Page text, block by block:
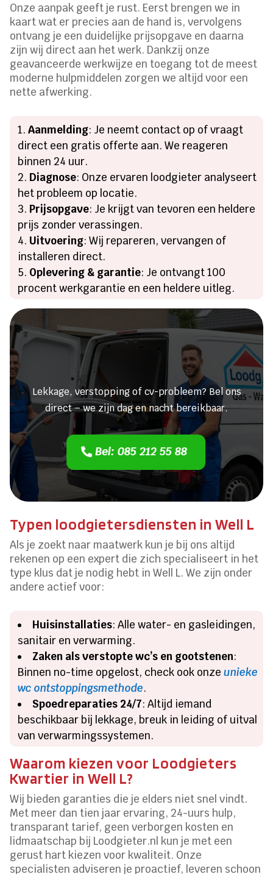
Onze aanpak geeft je rust. Eerst brengen we in
kaart wat er precies aan de hand is, vervolgens
ontvang je een duidelijke prijsopgave en daarna
zijn wij direct aan het werk. Dankzij onze
geavanceerde werkwijze en toegang tot de meest
moderne hulpmiddelen zorgen we altijd voor een
nette afwerking.
Aanmelding: Je neemt contact op of vraagt
direct een gratis offerte aan. We reageren
binnen 24 uur.
Diagnose: Onze ervaren loodgieter analyseert
het probleem op locatie.
Prijsopgave: Je krijgt van tevoren een heldere
prijs zonder verassingen.
Uitvoering: Wij repareren, vervangen of
installeren direct.
Oplevering & garantie: Je ontvangt 100
procent werkgarantie en een heldere uitleg.
Heeft u een lekkage of een
verstopping?
Lekkage, verstopping of cv-probleem? Bel ons
direct – we zijn dag en nacht bereikbaar.
Bel: 085 212 55 88
Typen loodgietersdiensten in Well L
Als je zoekt naar maatwerk kun je bij ons altijd
rekenen op een expert die zich specialiseert in het
type klus dat je nodig hebt in Well L. We zijn onder
andere actief voor:
Huisinstallaties: Alle water- en gasleidingen,
sanitair en verwarming.
Zaken als verstopte wc’s en gootstenen:
Binnen no-time opgelost, check ook onzeunieke
wc ontstoppingsmethode.
Spoedreparaties 24/7: Altijd iemand
beschikbaar bij lekkage, breuk in leiding of uitval
van verwarmingssystemen.
Waarom kiezen voor Loodgieters
Kwartier in Well L?
Wij bieden garanties die je elders niet snel vindt.
Met meer dan tien jaar ervaring, 24-uurs hulp,
transparant tarief, geen verborgen kosten en
lidmaatschap bij Loodgieter.nl kun je met een
gerust hart kiezen voor kwaliteit. Onze
specialisten adviseren je proactief, leveren schoon